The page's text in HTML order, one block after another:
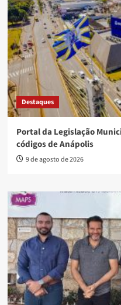
Destaques
Portal da Legislação
códigos de Anápolis
9 de agosto de 2026